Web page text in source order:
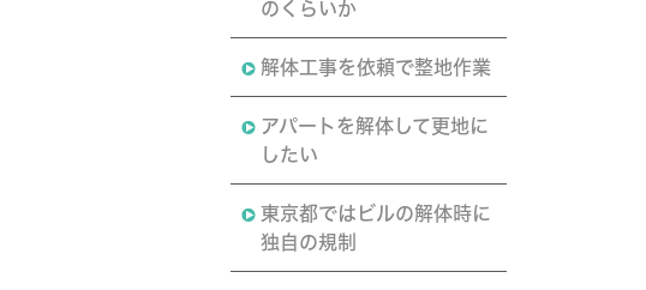
のくらいか
解体工事を依頼で整地作業
アパートを解体して更地に
したい
東京都ではビルの解体時に
独自の規制